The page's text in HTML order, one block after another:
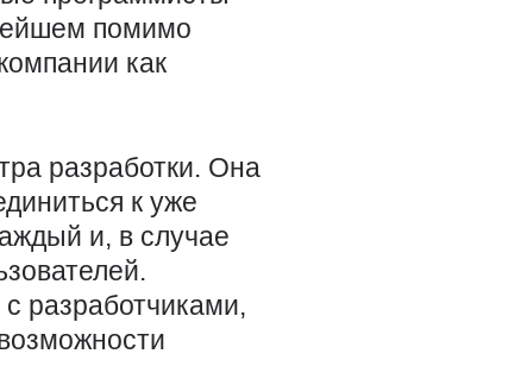
помимо
как
разработки. Она
к уже
и, в случае
разработчиками,